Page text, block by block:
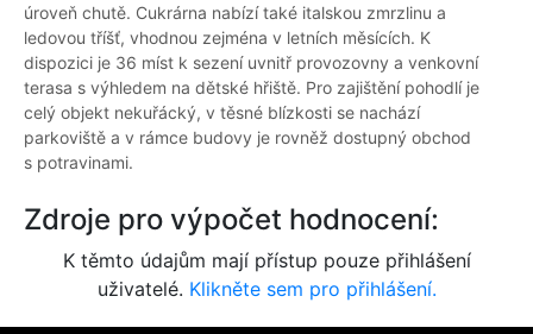
úroveň chutě. Cukrárna nabízí také italskou zmrzlinu a
ledovou tříšť, vhodnou zejména v letních měsících. K
dispozici je 36 míst k sezení uvnitř provozovny a venkovní
terasa s výhledem na dětské hřiště. Pro zajištění pohodlí je
celý objekt nekuřácký, v těsné blízkosti se nachází
parkoviště a v rámce budovy je rovněž dostupný obchod
s potravinami.
Zdroje pro výpočet hodnocení:
K těmto údajům mají přístup pouze přihlášení
uživatelé. Klikněte sem pro přihlášení.